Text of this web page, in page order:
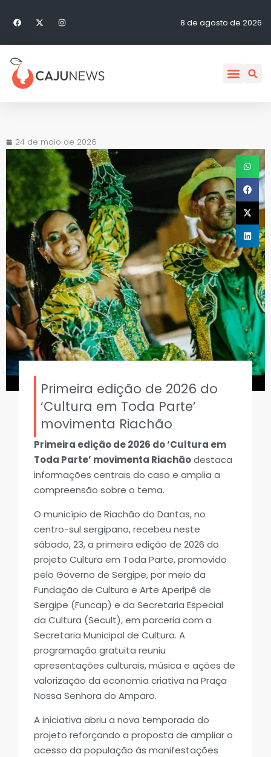
8 de agosto de 2026
24 de maio de 2026
Primeira edição de 2026 do
‘Cultura em Toda Parte’
movimenta Riachão
Primeira edição de 2026 do ‘Cultura em
Toda Parte’ movimenta Riachãodestaca
informações centrais do caso e amplia a
compreensão sobre o tema.
O município de Riachão do Dantas, no
centro-sul sergipano, recebeu neste
sábado, 23, a primeira edição de 2026 do
projeto Cultura em Toda Parte, promovido
pelo Governo de Sergipe, por meio da
Fundação de Cultura e Arte Aperipê de
Sergipe (Funcap) e da Secretaria Especial
da Cultura (Secult), em parceria com a
Secretaria Municipal de Cultura. A
programação gratuita reuniu
apresentações culturais, música e ações de
valorização da economia criativa na Praça
Nossa Senhora do Amparo.
A iniciativa abriu a nova temporada do
projeto reforçando a proposta de ampliar o
acesso da população às manifestações